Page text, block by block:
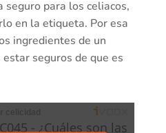
seguro para los celiacos,
en la etiqueta. Por esa
ingredientes de un
seguros de que es